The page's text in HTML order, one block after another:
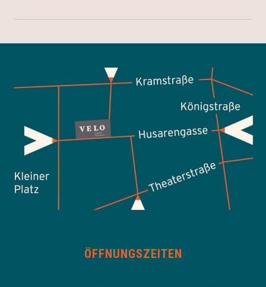
ÖFFNUNGSZEITEN
PREVIOUS